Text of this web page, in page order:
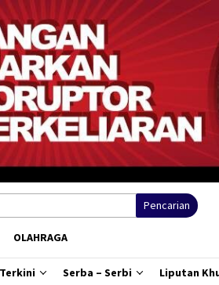
Pencarian
OLAHRAGA
Serba – Serbi
Liputan